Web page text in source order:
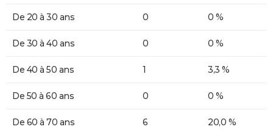
De 20 à 30 ans 0 0 %
De 30 à 40 ans 0 0 %
De 40 à 50 ans 1 3,3 %
De 50 à 60 ans 0 0 %
De 60 à 70 ans 6 20,0 %